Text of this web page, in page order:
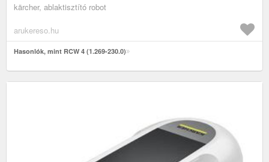
kärcher, ablaktisztító robot
arukereso.hu
Hasonlók, mint RCW 4 (1.269-230.0)